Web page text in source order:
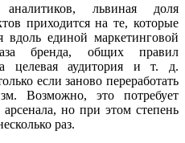
львиная доля
приходится на те, которые
вдоль единой маркетинговой
бренда, общих правил
целевая аудитория и т. д.
если заново переработать
Возможно, это потребует
но при этом степень
раз.